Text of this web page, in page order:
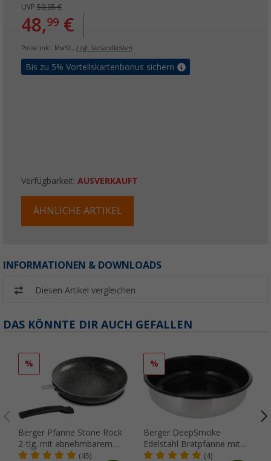
UVP 59,95 €
48,99 €
Preise inkl. MwSt., zzgl. Versandkosten
Bis zu 5% Vorteilskartenbonus sichern
Verfügbarkeit: AUSVERKAUFT
ÄHNLICHE ARTIKEL
INFORMATIONEN & DOWNLOADS
Diesen Artikel vergleichen
DAS KÖNNTE DIR AUCH GEFALLEN
%
Berger Pfanne Stone Rock
2-tlg. mit abnehmbarem
Griff und
(45)
%
Berger DeepSmoke
Edelstahl Bratpfanne mit
Keramikbeschichtung Ø 24
(4)